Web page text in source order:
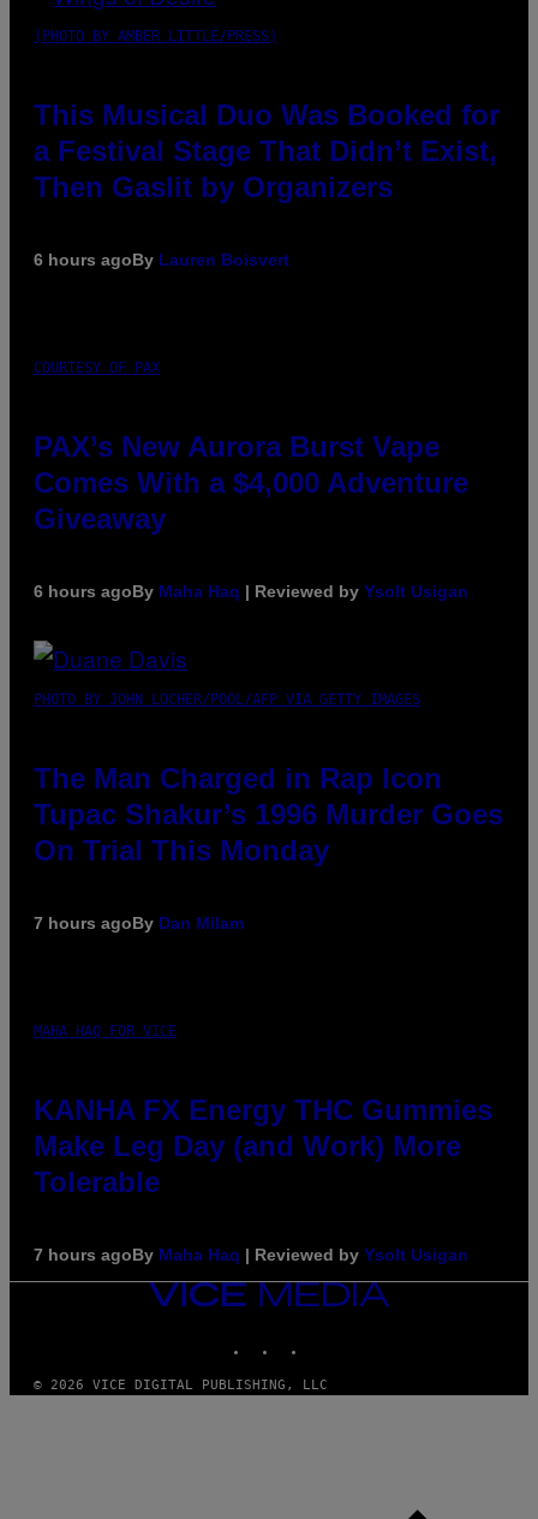
(PHOTO BY AMBER LITTLE/PRESS)
This Musical Duo Was Booked for
a Festival Stage That Didn’t Exist,
Then Gaslit by Organizers
6 hours agoBy Lauren Boisvert
COURTESY OF PAX
PAX’s New Aurora Burst Vape
Comes With a $4,000 Adventure
Giveaway
6 hours agoBy Maha Haq | Reviewed by Ysolt Usigan
PHOTO BY JOHN LOCHER/POOL/AFP VIA GETTY IMAGES
The Man Charged in Rap Icon
Tupac Shakur’s 1996 Murder Goes
On Trial This Monday
7 hours agoBy Dan Milam
MAHA HAQ FOR VICE
KANHA FX Energy THC Gummies
Make Leg Day (and Work) More
Tolerable
7 hours agoBy Maha Haq | Reviewed by Ysolt Usigan
VICE
MEDIA
© 2026 VICE DIGITAL PUBLISHING, LLC